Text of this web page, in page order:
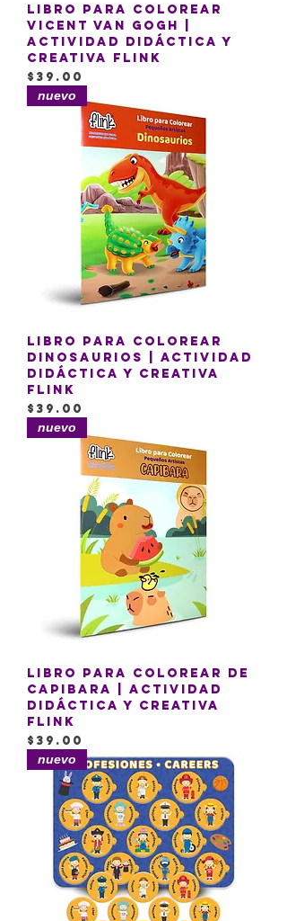
Libro para colorear
Vicent Van Gogh |
Actividad Didáctica y
Creativa Flink
Precio
$39.00
nuevo
Libro para colorear
Dinosaurios | Actividad
Didáctica y Creativa
Flink
Precio
$39.00
nuevo
Libro para colorear de
Capibara | Actividad
Didáctica y Creativa
Flink
Precio
$39.00
nuevo